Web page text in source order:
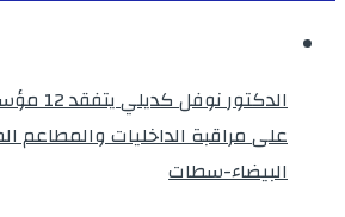
الدكتور
على مراقبة الداخليات والمطاعم
البيضاء-سطات